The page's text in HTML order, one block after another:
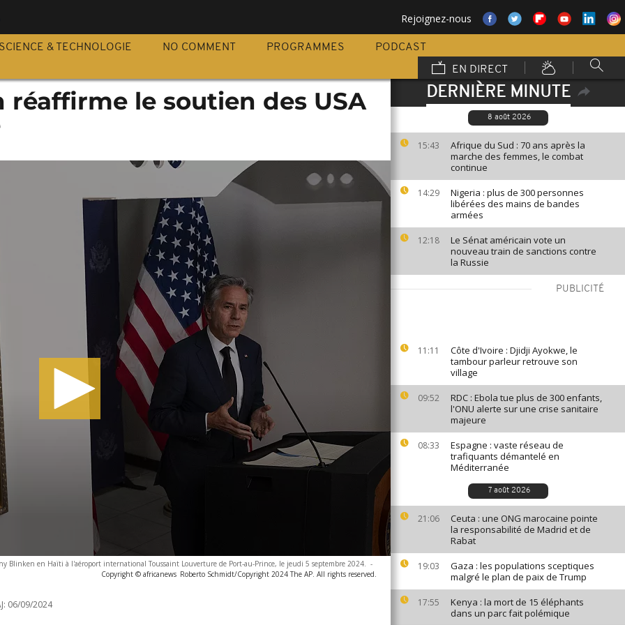
Rejoignez-nous
SCIENCE & TECHNOLOGIE NO COMMENT PROGRAMMES
PODCAST
EN DIRECT
DERNIÈRE MINUTE
8 août 2026
15:43
Afrique du Sud : 70 ans après la
marche des femmes, le combat
continue
14:29
Nigeria : plus de 300 personnes
libérées des mains de bandes
armées
12:18
Le Sénat américain vote un
nouveau train de sanctions contre
la Russie
PUBLICITÉ
11:11
Côte d'Ivoire : Djidji Ayokwe, le
tambour parleur retrouve son
village
09:52
RDC : Ebola tue plus de 300 enfants,
l'ONU alerte sur une crise sanitaire
majeure
08:33
Espagne : vaste réseau de
trafiquants démantelé en
Méditerranée
7 août 2026
21:06
Ceuta : une ONG marocaine pointe
la responsabilité de Madrid et de
Rabat
19:03
Gaza : les populations sceptiques
malgré le plan de paix de Trump
17:55
Kenya : la mort de 15 éléphants
dans un parc fait polémique
réaffirme le soutien des USA
Blinken en Haïti à l'aéroport international Toussaint Louverture de Port-au-Prince, le jeudi 5 septembre 2024. -
Copyright © africanews Roberto Schmidt/Copyright 2024 The AP. All rights reserved.
06/09/2024